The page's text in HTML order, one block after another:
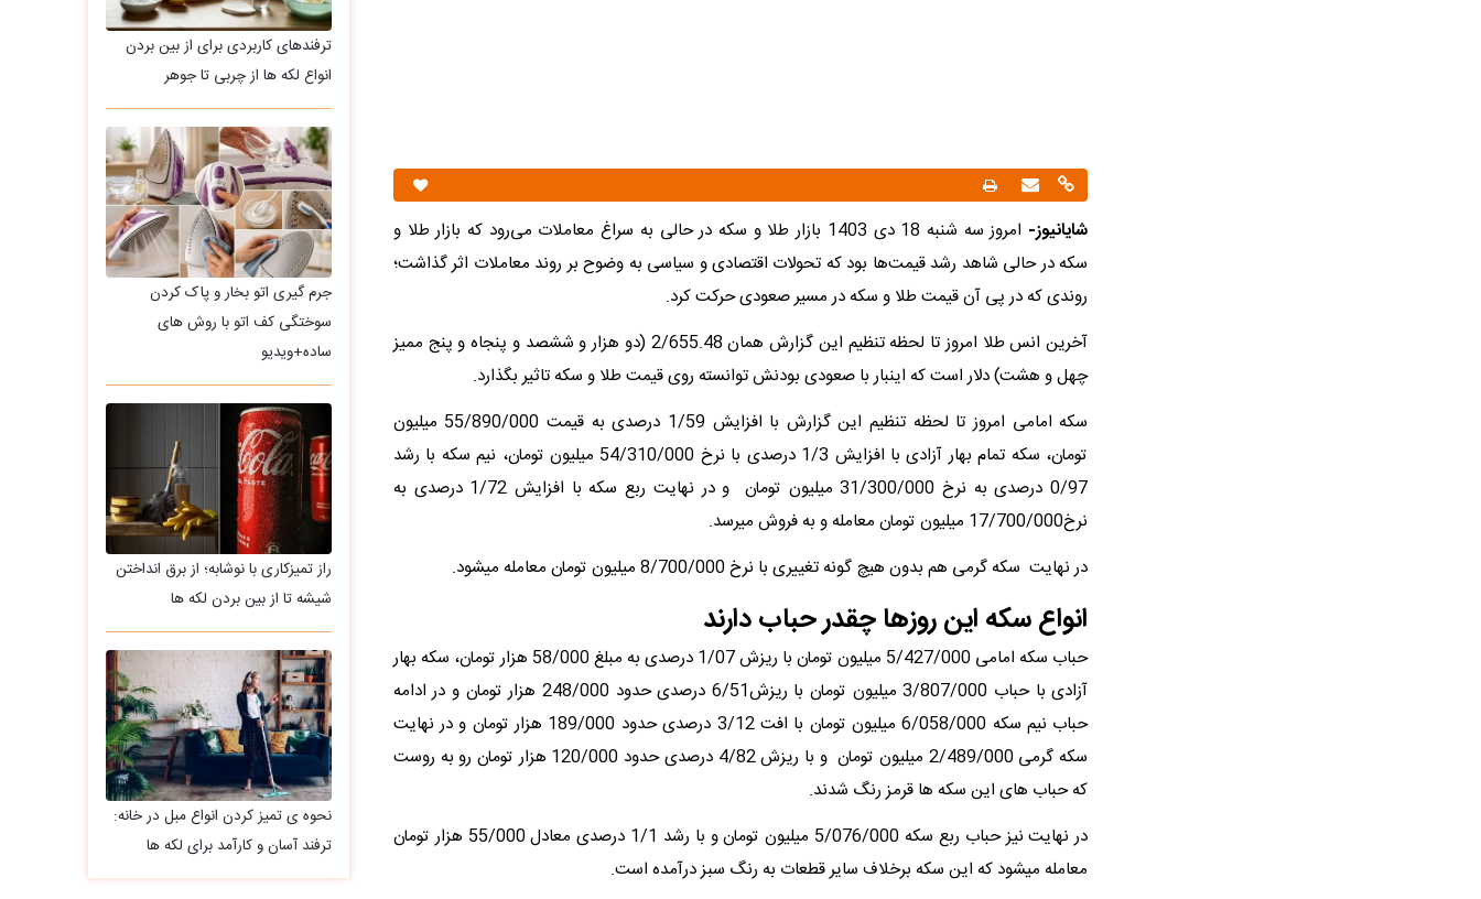
شایانیوز-
امروز سه شنبه 18 دی 1403 بازار طلا و سکه در حالی به سراغ معاملات می‌رود که بازار طلا و
سکه در حالی شاهد رشد قیمت‌ها بود که تحولات اقتصادی و سیاسی به وضوح بر روند معاملات اثر گذاشت؛
روندی که در پی آن قیمت طلا و سکه در مسیر صعودی حرکت کرد.
آخرین انس طلا امروز تا لحظه تنظیم این گزارش همان 2/655.48 (دو هزار و ششصد و پنجاه و پنج ممیز
چهل و هشت) دلار است که اینبار با صعودی بودنش توانسته روی قیمت طلا و سکه تاثیر بگذارد.
سکه امامی امروز تا لحظه تنظیم این گزارش با افزایش 1/59 درصدی به قیمت 55/890/000 میلیون
تومان، سکه تمام بهار آزادی با افزایش 1/3 درصدی با نرخ 54/310/000 میلیون تومان، نیم سکه با رشد
0/97 درصدی به نرخ 31/300/000 میلیون تومان و در نهایت ربع سکه با افزایش 1/72 درصدی به
نرخ17/700/000 میلیون تومان معامله و به فروش میرسد.
در نهایت سکه گرمی هم بدون هیچ گونه تغییری با نرخ 8/700/000 میلیون تومان معامله میشود.
انواع سکه این روزها چقدر حباب دارند
حباب سکه امامی 5/427/000 میلیون تومان با ریزش 1/07 درصدی به مبلغ 58/000 هزار تومان، سکه بهار
آزادی با حباب 3/807/000 میلیون تومان با ریزش6/51 درصدی حدود 248/000 هزار تومان و در ادامه
حباب نیم سکه 6/058/000 میلیون تومان با افت 3/12 درصدی حدود 189/000 هزار تومان و در نهایت
سکه گرمی 2/489/000 میلیون تومان و با ریزش 4/82 درصدی حدود 120/000 هزار تومان رو به روست
که حباب های این سکه ها قرمز رنگ شدند.
در نهایت نیز حباب ربع سکه 5/076/000 میلیون تومان و با رشد 1/1 درصدی معادل 55/000 هزار تومان
معامله میشود که این سکه برخلاف سایر قطعات به رنگ سبز درآمده است.
ترفندهای کاربردی برای از بین بردن
انواع لکه ها از چربی تا جوهر
جرم گیری اتو بخار و پاک کردن
سوختگی کف اتو با روش های
ساده+ویدیو
راز تمیزکاری با نوشابه؛ از برق انداختن
شیشه تا از بین بردن لکه ها
نحوه ی تمیز کردن انواع مبل در خانه:
ترفند آسان و کارآمد برای لکه ها